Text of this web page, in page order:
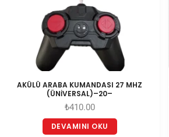
AKÜLÜ ARABA KUMANDASI 27 MHZ
(ÜNİVERSAL)–20–
₺410.00
DEVAMINI OKU